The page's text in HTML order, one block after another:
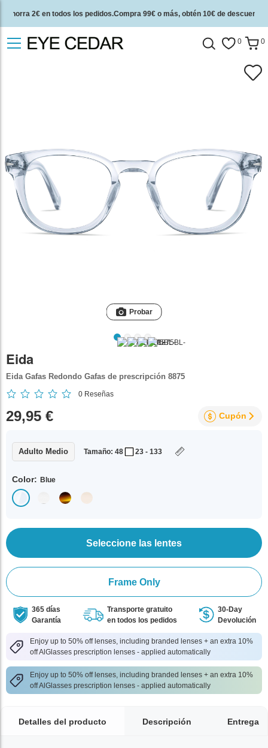
Ahorra 2€ en todos los pedidos.Compra 99€ o más, obtén 10€ de descuento.
2 años de garantía de calidad y 30 días de garantía de devolución del dinero.
0 0
Probar
Eida
Eida Gafas Redondo Gafas de prescripción 8875
0 Reseñas
29,95 € Cupón
Adulto Medio Tamaño: 48 23 - 133
Color: Blue
Seleccione las lentes
Frame Only
365 días
Garantía
Transporte gratuito
en todos los pedidos
30-Day
Devolución
Enjoy up to 50% off lenses, including branded lenses + an extra 10%
off AlGlasses prescription lenses - applied automatically
Enjoy up to 50% off lenses, including branded lenses + an extra 10%
off AlGlasses prescription lenses - applied automatically
Detalles del producto Descripción Entrega